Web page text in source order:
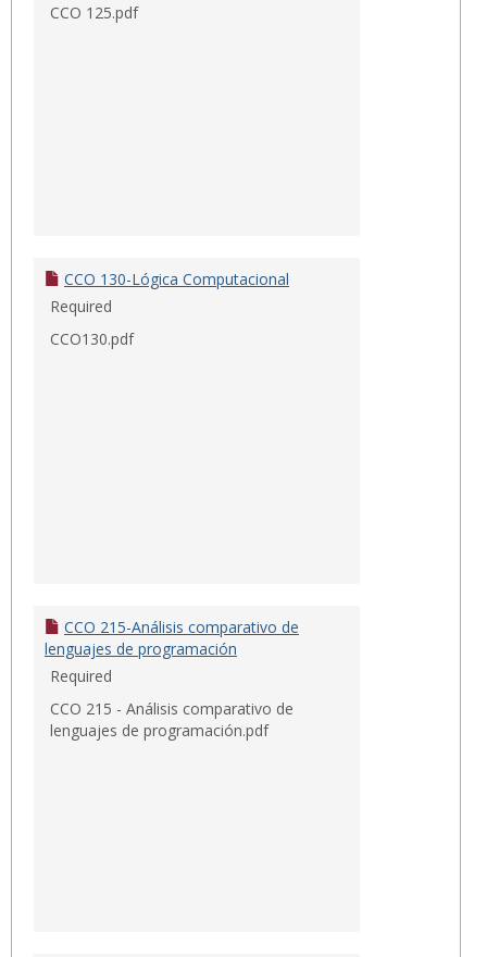
CCO 125.pdf
CCO 130-Lógica Computacional
Required
CCO130.pdf
CCO 215-Análisis comparativo de
lenguajes de programación
Required
CCO 215 - Análisis comparativo de
lenguajes de programación.pdf